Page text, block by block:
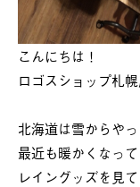
こんにちは！
ロゴスショップ札
北海道は雪からや
最近も暖かくなっ
レイングッズを見